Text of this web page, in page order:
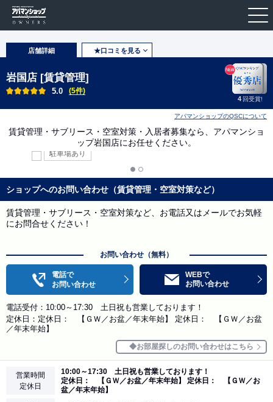
店舗詳細 ★口コミを見る
岩国店 [賃貸管理]
5.0 (5件)
4 回受賞!
アパマンショップのQSCについて
賃貸管理・サブリース・空室対策・入居者募集なら、アパマンショ
ップ岩国店にお任せください。
駐車場あり
ショップへのお問い合わせ（賃貸管理・空室対策など）
賃貸管理・サブリース・空室対策など、お電話又はメールでお気軽
にお問合せください！
お問い合わせ（無料）
電話で
お問い合わせ
WEBで
お問い合わせ
電話受付：10:00～17:30 土日祝も営業しております！
定休日：定休日： 【ＧＷ／お盆／年末年始】 定休日： 【ＧＷ／お盆
／年末年始】
お部屋探しのお問い合わせはこちら
営業時間
定休日
10:00～17:30 土日祝も営業しております！
定休日： 【ＧＷ／お盆／年末年始】 定休日： 【ＧＷ／お
盆／年末年始】